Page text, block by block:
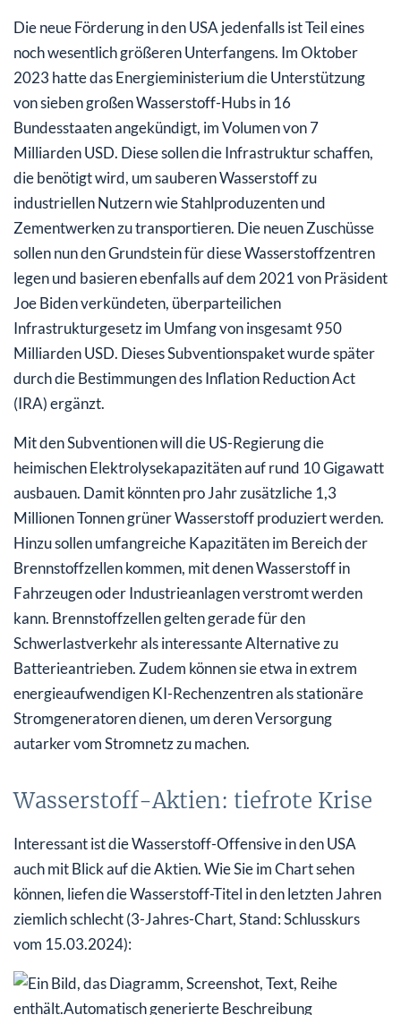
Die neue Förderung in den USA jedenfalls ist Teil eines
noch wesentlich größeren Unterfangens. Im Oktober
2023 hatte das Energieministerium die Unterstützung
von sieben großen Wasserstoff-Hubs in 16
Bundesstaaten angekündigt, im Volumen von 7
Milliarden USD. Diese sollen die Infrastruktur schaffen,
die benötigt wird, um sauberen Wasserstoff zu
industriellen Nutzern wie Stahlproduzenten und
Zementwerken zu transportieren. Die neuen Zuschüsse
sollen nun den Grundstein für diese Wasserstoffzentren
legen und basieren ebenfalls auf dem 2021 von Präsident
Joe Biden verkündeten, überparteilichen
Infrastrukturgesetz im Umfang von insgesamt 950
Milliarden USD. Dieses Subventionspaket wurde später
durch die Bestimmungen des Inflation Reduction Act
(IRA) ergänzt.
Mit den Subventionen will die US-Regierung die
heimischen Elektrolysekapazitäten auf rund 10 Gigawatt
ausbauen. Damit könnten pro Jahr zusätzliche 1,3
Millionen Tonnen grüner Wasserstoff produziert werden.
Hinzu sollen umfangreiche Kapazitäten im Bereich der
Brennstoffzellen kommen, mit denen Wasserstoff in
Fahrzeugen oder Industrieanlagen verstromt werden
kann. Brennstoffzellen gelten gerade für den
Schwerlastverkehr als interessante Alternative zu
Batterieantrieben. Zudem können sie etwa in extrem
energieaufwendigen KI-Rechenzentren als stationäre
Stromgeneratoren dienen, um deren Versorgung
autarker vom Stromnetz zu machen.
Wasserstoff-Aktien: tiefrote Krise
Interessant ist die Wasserstoff-Offensive in den USA
auch mit Blick auf die Aktien. Wie Sie im Chart sehen
können, liefen die Wasserstoff-Titel in den letzten Jahren
ziemlich schlecht (3-Jahres-Chart, Stand: Schlusskurs
vom 15.03.2024):